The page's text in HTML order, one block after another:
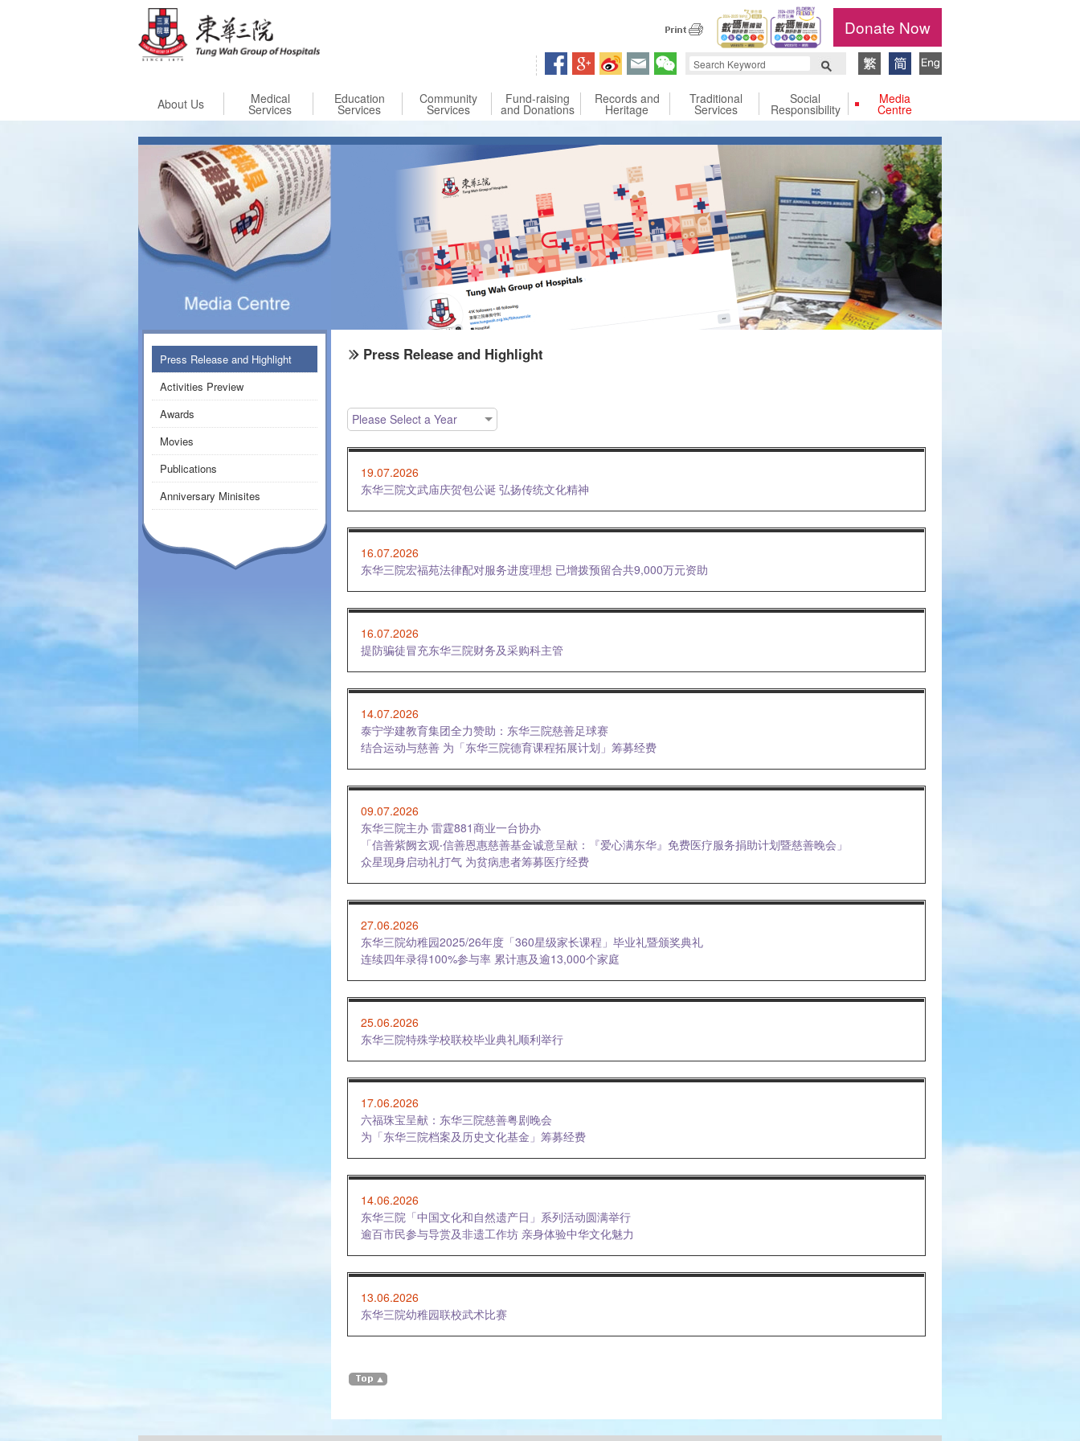
Donate Now
About Us Medical
Services
Education
Services
Community
Services
Fund-raising
and Donations
Records and
Heritage
Traditional
Services
Social
Responsibility
Media
Centre
Press Release and Highlight
Activities Preview
Awards
Movies
Publications
Anniversary Minisites
Press Release and Highlight
Please Select a Year
19.07.2026
东华三院文武庙庆贺包公诞 弘扬传统文化精神
16.07.2026
东华三院宏福苑法律配对服务进度理想 已增拨预留合共9,000万元资助
16.07.2026
提防骗徒冒充东华三院财务及采购科主管
14.07.2026
泰宁学建教育集团全力赞助：东华三院慈善足球赛
结合运动与慈善 为「东华三院德育课程拓展计划」筹募经费
09.07.2026
东华三院主办 雷霆881商业一台协办
「信善紫阙玄观‧信善恩惠慈善基金诚意呈献：『爱心满东华』免费医疗服务捐助计划暨慈善晚会」
众星现身启动礼打气 为贫病患者筹募医疗经费
27.06.2026
东华三院幼稚园2025/26年度「360星级家长课程」毕业礼暨颁奖典礼
连续四年录得100%参与率 累计惠及逾13,000个家庭
25.06.2026
东华三院特殊学校联校毕业典礼顺利举行
17.06.2026
六福珠宝呈献：东华三院慈善粤剧晚会
为「东华三院档案及历史文化基金」筹募经费
14.06.2026
东华三院「中国文化和自然遗产日」系列活动圆满举行
逾百市民参与导赏及非遗工作坊 亲身体验中华文化魅力
13.06.2026
东华三院幼稚园联校武术比赛